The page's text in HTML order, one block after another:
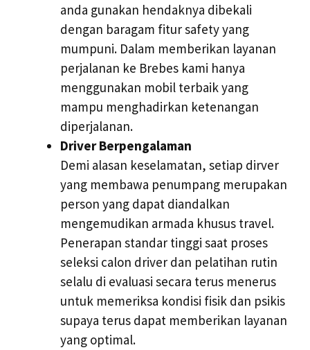
anda gunakan hendaknya dibekali
dengan baragam fitur safety yang
mumpuni. Dalam memberikan layanan
perjalanan ke Brebes kami hanya
menggunakan mobil terbaik yang
mampu menghadirkan ketenangan
diperjalanan.
Driver Berpengalaman
Demi alasan keselamatan, setiap dirver
yang membawa penumpang merupakan
person yang dapat diandalkan
mengemudikan armada khusus travel.
Penerapan standar tinggi saat proses
seleksi calon driver dan pelatihan rutin
selalu di evaluasi secara terus menerus
untuk memeriksa kondisi fisik dan psikis
supaya terus dapat memberikan layanan
yang optimal.